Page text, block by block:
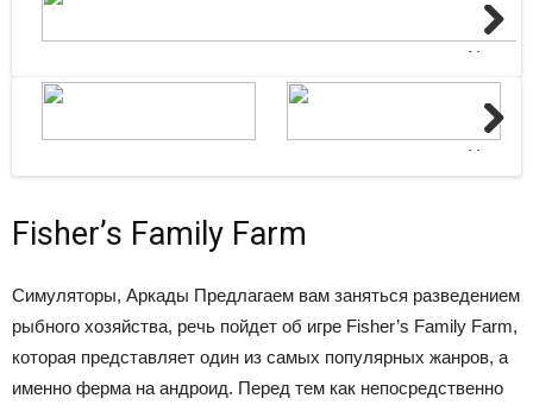
Next
Next
Fisher’s Family Farm
Симуляторы, Аркады Предлагаем вам заняться разведением
рыбного хозяйства, речь пойдет об игре Fisher’s Family Farm,
которая представляет один из самых популярных жанров, а
именно ферма на андроид. Перед тем как непосредственно